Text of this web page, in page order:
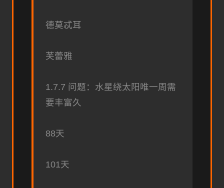
德莫忒耳
芙蕾雅
1.7.7 问题：水星绕太阳唯一周需
要丰富久
88天
101天